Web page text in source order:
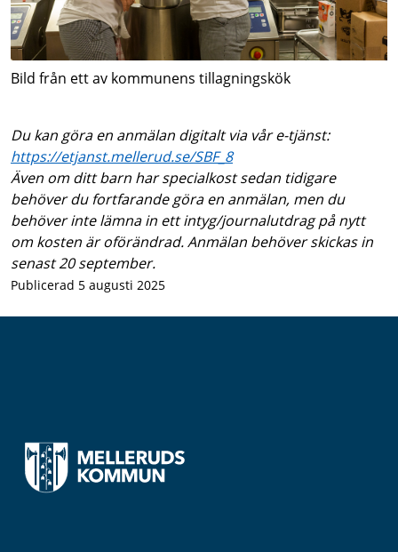
Bild från ett av kommunens tillagningskök
Du kan göra en anmälan digitalt via vår e-tjänst:
https://etjanst.mellerud.se/SBF_8
Även om ditt barn har specialkost sedan tidigare
behöver du fortfarande göra en anmälan, men du
behöver inte lämna in ett intyg/journalutdrag på nytt
om kosten är oförändrad. Anmälan behöver skickas in
senast 20 september.
Publicerad 5 augusti 2025